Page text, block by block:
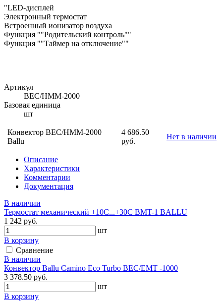
"LED-дисплей
Электронный термостат
Встроенный ионизатор воздуха
Функция ""Родительский контроль""
Функция ""Таймер на отключение""
Артикул
BEC/HMM-2000
Базовая единица
шт
Конвектор BEC/HMM-2000
Ballu
4 686.50
руб.
Нет в наличии
Описание
Характеристики
Комментарии
Документация
В наличии
Термостат механический +10С...+30С BMT-1 BALLU
1 242 руб.
шт
В корзину
Сравнение
В наличии
Конвектор Ballu Camino Eco Turbo BEC/EMT -1000
3 378.50 руб.
шт
В корзину